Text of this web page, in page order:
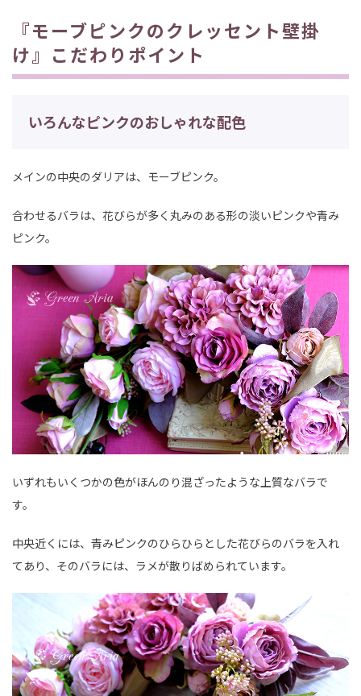
『モーブピンクのクレッセント壁掛
け』こだわりポイント
いろんなピンクのおしゃれな配色
メインの中央のダリアは、モーブピンク。
合わせるバラは、花びらが多く丸みのある形の淡いピンクや青み
ピンク。
いずれもいくつかの色がほんのり混ざったような上質なバラで
す。
中央近くには、青みピンクのひらひらとした花びらのバラを入れ
てあり、そのバラには、ラメが散りばめられています。